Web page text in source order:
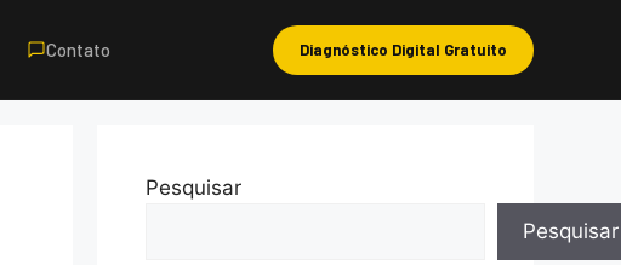
Contato Diagnóstico Digital Gratuito
Pesquisar
Pesquisar